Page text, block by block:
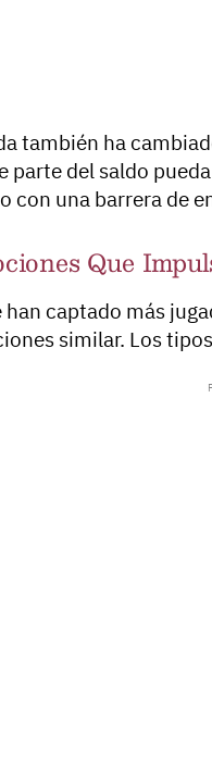
también ha
parte del saldo
con una barrera de
Que
captado más
similar. Los